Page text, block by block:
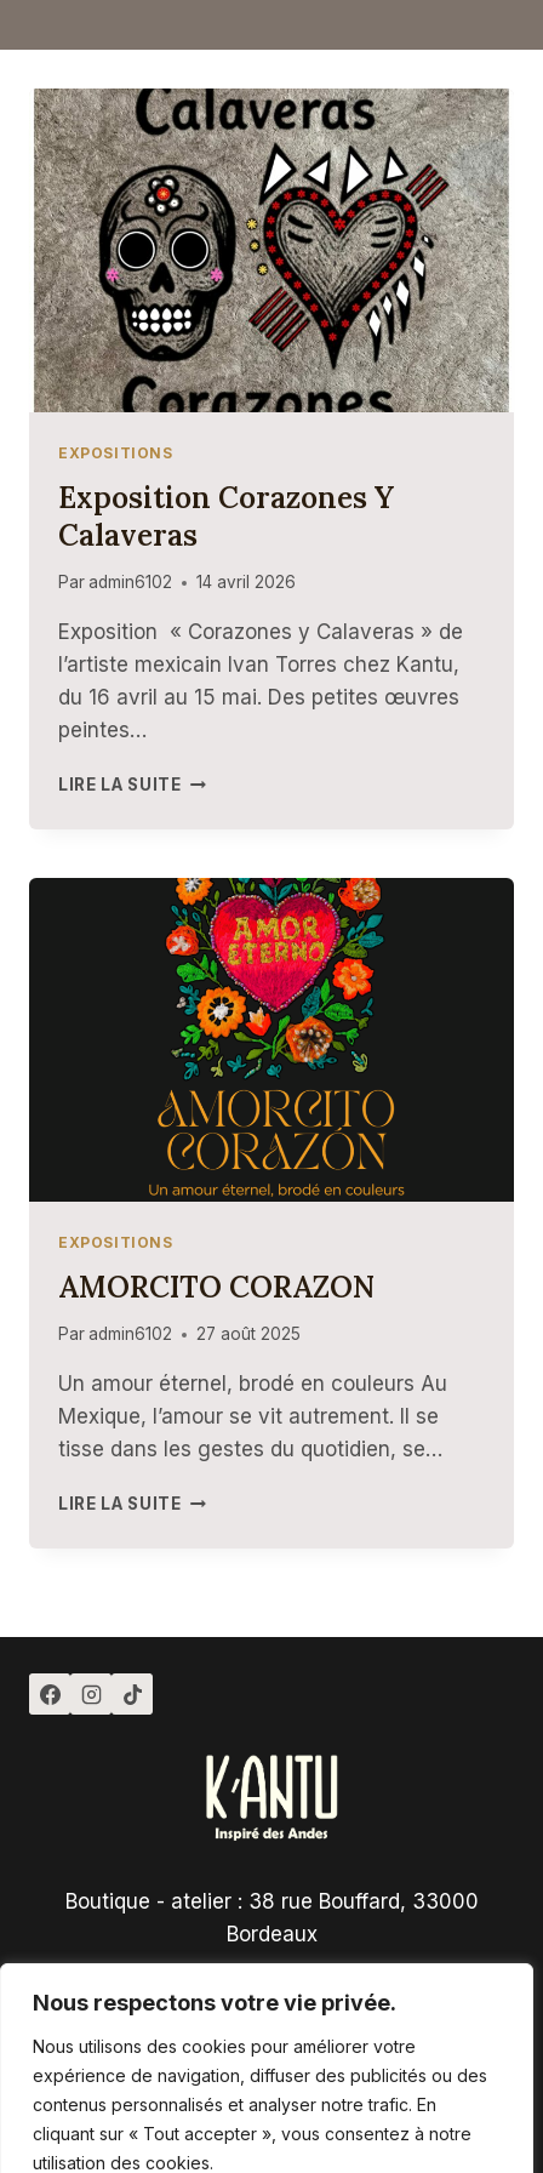
Nous respectons votre vie privée.
Nous utilisons des cookies pour améliorer votre
expérience de navigation, diffuser des publicités ou des
contenus personnalisés et analyser notre trafic. En
cliquant sur « Tout accepter », vous consentez à notre
utilisation des cookies.
EXPOSITIONS
Exposition Corazones Y
Calaveras
Par admin6102 14 avril 2026
Exposition « Corazones y Calaveras » de
l’artiste mexicain Ivan Torres chez Kantu,
du 16 avril au 15 mai. Des petites œuvres
peintes…
LIRE LA SUITEEXPOSITION
EXPOSITIONS
AMORCITO CORAZON
Par admin6102 27 août 2025
Un amour éternel, brodé en couleurs Au
Mexique, l’amour se vit autrement. Il se
tisse dans les gestes du quotidien, se…
LIRE LA SUITEAMORCITO
Boutique - atelier : 38 rue Bouffard, 33000
Bordeaux
Conditions générales de vente